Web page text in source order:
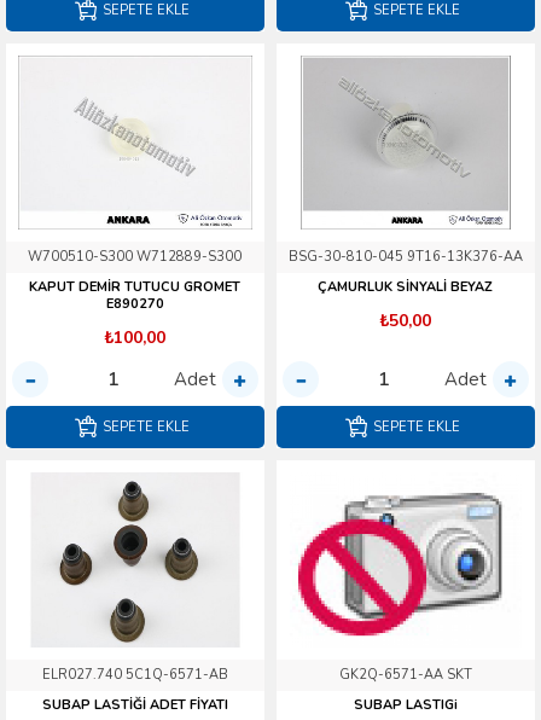
SEPETE EKLE SEPETE EKLE
W700510-S300 W712889-S300
KAPUT DEMİR TUTUCU GROMET
E890270
₺100,00
Adet
SEPETE EKLE
BSG-30-810-045 9T16-13K376-AA
ÇAMURLUK SİNYALİ BEYAZ
₺50,00
Adet
SEPETE EKLE
ELR027.740 5C1Q-6571-AB
SUBAP LASTİĞİ ADET FİYATI
GK2Q-6571-AA SKT
SUBAP LASTIGi